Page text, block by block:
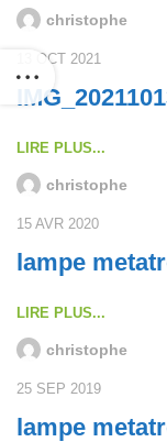
christophe
13 OCT 2021
LIRE PLUS...
christophe
15 AVR 2020
lampe
LIRE PLUS...
christophe
25 SEP 2019
lampe